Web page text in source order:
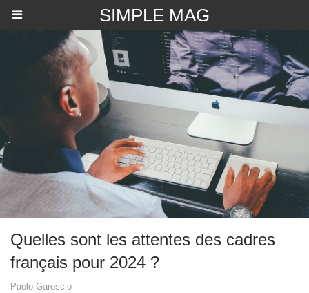
SIMPLE MAG
Quelles sont les attentes des cadres
français pour 2024 ?
Paolo Garoscio